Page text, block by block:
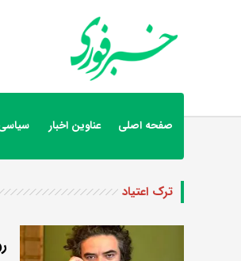
صفحه اصلی عناوین اخبار
ترک اعتیاد